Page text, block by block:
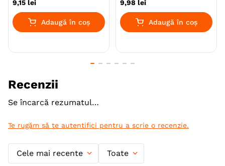
9,15 lei
Adaugă în coș
9,98 lei
Adaugă în coș
Recenzii
Se încarcă rezumatul…
Te rugăm să te autentifici pentru a scrie o recenzie.
Cele mai recente Toate